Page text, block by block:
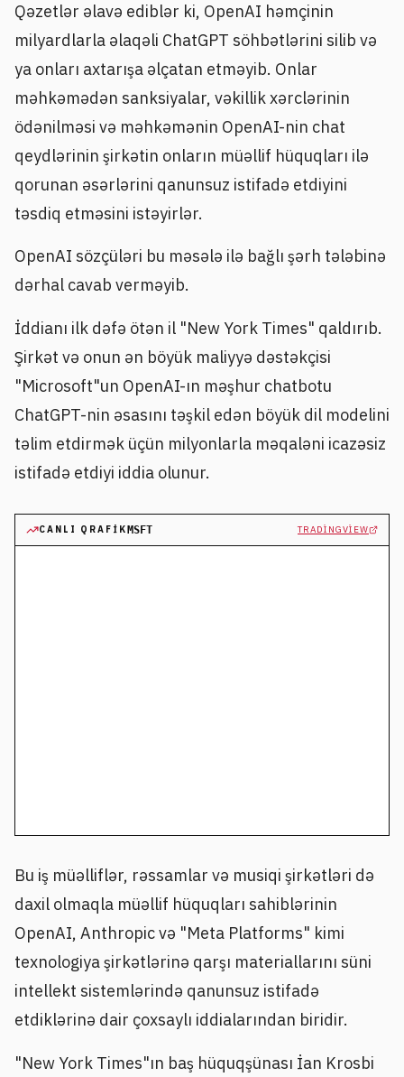
Qəzetlər əlavə ediblər ki, OpenAI həmçinin
milyardlarla əlaqəli ChatGPT söhbətlərini silib və
ya onları axtarışa əlçatan etməyib. Onlar
məhkəmədən sanksiyalar, vəkillik xərclərinin
ödənilməsi və məhkəmənin OpenAI-nin chat
qeydlərinin şirkətin onların müəllif hüquqları ilə
qorunan əsərlərini qanunsuz istifadə etdiyini
təsdiq etməsini istəyirlər.
OpenAI sözçüləri bu məsələ ilə bağlı şərh tələbinə
dərhal cavab verməyib.
İddianı ilk dəfə ötən il "New York Times" qaldırıb.
Şirkət və onun ən böyük maliyyə dəstəkçisi
"Microsoft"un OpenAI-ın məşhur chatbotu
ChatGPT-nin əsasını təşkil edən böyük dil modelini
təlim etdirmək üçün milyonlarla məqaləni icazəsiz
istifadə etdiyi iddia olunur.
CANLI QRAFIKMSFT TRADINGVIEW
Bu iş müəlliflər, rəssamlar və musiqi şirkətləri də
daxil olmaqla müəllif hüquqları sahiblərinin
OpenAI, Anthropic və "Meta Platforms" kimi
texnologiya şirkətlərinə qarşı materiallarını süni
intellekt sistemlərində qanunsuz istifadə
etdiklərinə dair çoxsaylı iddialarından biridir.
"New York Times"ın baş hüquqşünası İan Krosbi